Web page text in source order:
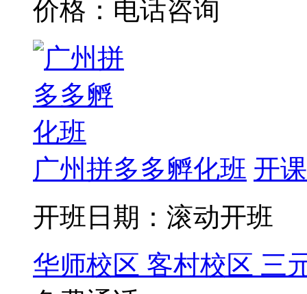
价格：电话咨询
广州拼多多孵化班 开
开班日期：滚动开班
华师校区 客村校区 三